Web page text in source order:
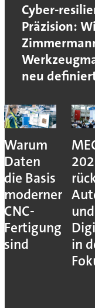
Cyber-
Präzision:
neu
Warum
Daten
die Basis
moderner
CNC-
Fertigung
sind
und
in